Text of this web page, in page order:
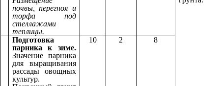
почвы, перегноя и
торфа под
стеллажами
теплицы.
Подготовка
парника к зиме.
Значение парника
для выращивания
рассады овощных
культур.
10 2 8